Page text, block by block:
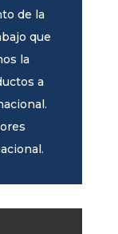
de la
que
la
a